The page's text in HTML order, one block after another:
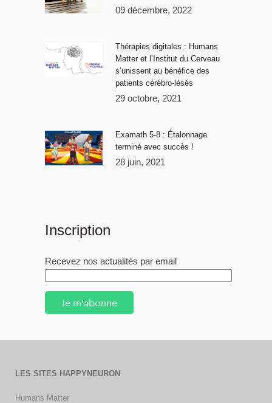
09 décembre, 2022
Thérapies digitales : Humans
Matter et l’Institut du Cerveau
s’unissent au bénéfice des
patients cérébro-lésés
29 octobre, 2021
Examath 5-8 : Étalonnage
terminé avec succès !
28 juin, 2021
Inscription
Recevez nos actualités par email
Je m'abonne
LES SITES HAPPYNEURON
Humans Matter